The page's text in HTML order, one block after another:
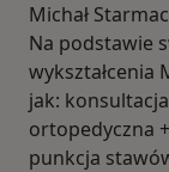
Michał
Na podstawie
wykształcenia
jak:
ortopedyczna
punkcja